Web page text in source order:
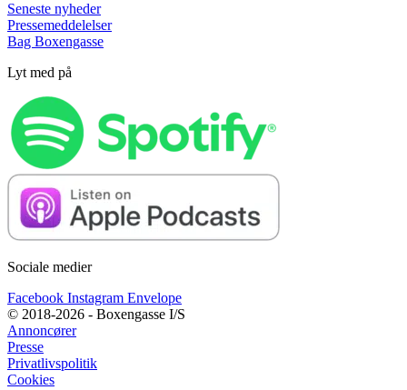
Seneste nyheder
Pressemeddelelser
Bag Boxengasse
Lyt med på
Sociale medier
Facebook Instagram Envelope
© 2018-2026 - Boxengasse I/S
Annoncører
Presse
Privatlivspolitik
Cookies